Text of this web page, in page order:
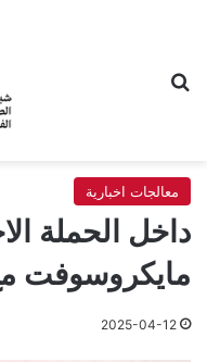
معالجات اخبارية
داخل الحملة
مايكروسوفت
2025-04-12